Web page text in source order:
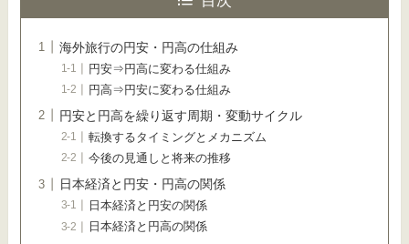
海外旅行の円安・円高の仕組み
円安⇒円高に変わる仕組み
円高⇒円安に変わる仕組み
円安と円高を繰り返す周期・変動サイクル
転換するタイミングとメカニズム
今後の見通しと将来の推移
日本経済と円安・円高の関係
日本経済と円安の関係
日本経済と円高の関係